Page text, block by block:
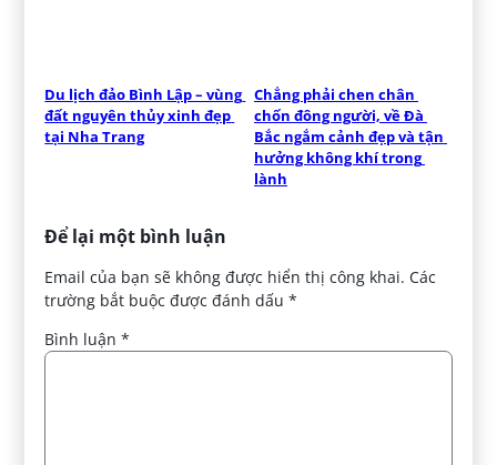
Du lịch đảo Bình Lập – vùng
đất nguyên thủy xinh đẹp
tại Nha Trang
Chẳng phải chen chân
chốn đông người, về Đà
Bắc ngắm cảnh đẹp và tận
hưởng không khí trong
lành
Để lại một bình luận
Email của bạn sẽ không được hiển thị công khai. Các
trường bắt buộc được đánh dấu*
Bình luận*